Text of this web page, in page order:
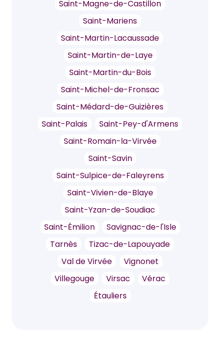
Saint-Magne-de-Castillon
Saint-Mariens
Saint-Martin-Lacaussade
Saint-Martin-de-Laye
Saint-Martin-du-Bois
Saint-Michel-de-Fronsac
Saint-Médard-de-Guizières
Saint-Palais
Saint-Pey-d'Armens
Saint-Romain-la-Virvée
Saint-Savin
Saint-Sulpice-de-Faleyrens
Saint-Vivien-de-Blaye
Saint-Yzan-de-Soudiac
Saint-Émilion
Savignac-de-l'Isle
Tarnès
Tizac-de-Lapouyade
Val de Virvée
Vignonet
Villegouge
Virsac
Vérac
Étauliers